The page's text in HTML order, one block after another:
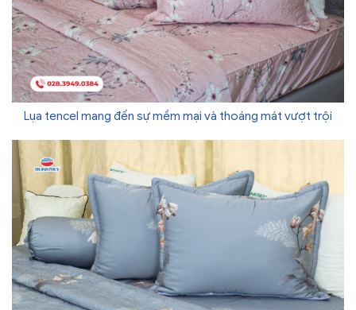
Lụa tencel mang đến sự mềm mại và thoáng mát vượt trội